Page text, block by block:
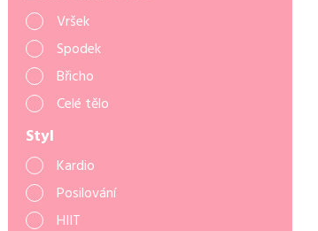
Vršek
Spodek
Břicho
Celé tělo
Styl
Kardio
Posilování
HIIT